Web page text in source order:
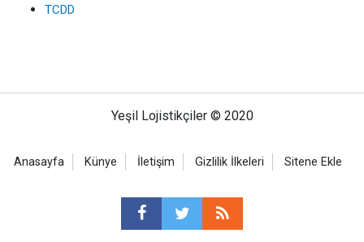
TCDD
Yeşil Lojistikçiler © 2020
Anasayfa Künye İletişim Gizlilik İlkeleri Sitene Ekle